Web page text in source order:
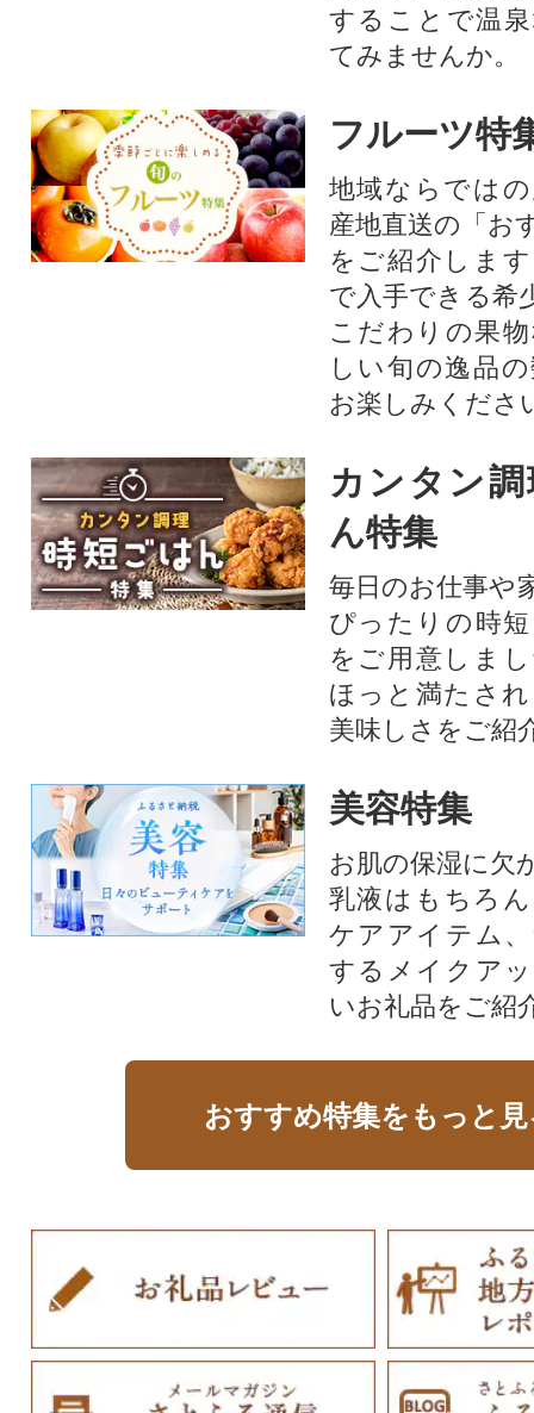
することで温
てみませんか。
フルーツ特
地域ならでは
産地直送の「お
をご紹介しま
で入手できる希
こだわりの果
しい旬の逸品
お楽しみくださ
カンタン
ん特集
毎日のお仕事や
ぴったりの時
をご用意しま
ほっと満たさ
美味しさをご紹
美容特集
お肌の保湿に欠
乳液はもちろ
ケアアイテム
するメイクア
いお礼品をご紹
おすすめ特集をもっと